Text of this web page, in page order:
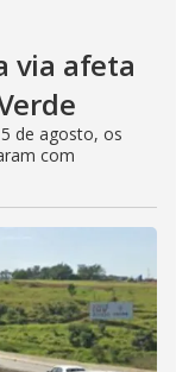
via afeta
de agosto, os
com